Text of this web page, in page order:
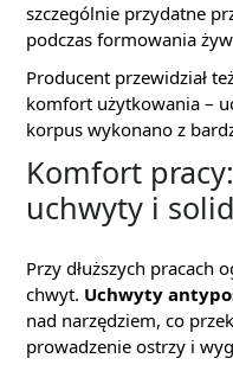
szczególnie przydatne
podczas formowania
Producent przewidział
komfort użytkowania –
korpus wykonano z
Komfort
uchwyty i
Przy dłuższych pracach
chwyt. Uchwyty
nad narzędziem, co
prowadzenie ostrzy i